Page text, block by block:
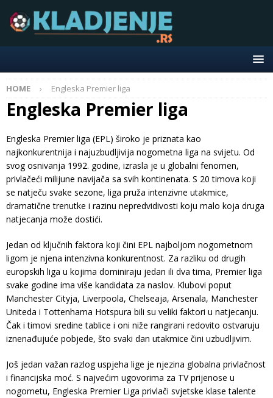
HOME Engleska Premier liga
Engleska Premier liga
Engleska Premier liga (EPL) široko je priznata kao
najkonkurentnija i najuzbudljivija nogometna liga na svijetu. Od
svog osnivanja 1992. godine, izrasla je u globalni fenomen,
privlačeći milijune navijača sa svih kontinenata. S 20 timova koji
se natječu svake sezone, liga pruža intenzivne utakmice,
dramatične trenutke i razinu nepredvidivosti koju malo koja druga
natjecanja može dostići.
Jedan od ključnih faktora koji čini EPL najboljom nogometnom
ligom je njena intenzivna konkurentnost. Za razliku od drugih
europskih liga u kojima dominiraju jedan ili dva tima, Premier liga
svake godine ima više kandidata za naslov. Klubovi poput
Manchester Cityja, Liverpoola, Chelseaja, Arsenala, Manchester
Uniteda i Tottenhama Hotspura bili su veliki faktori u natjecanju.
Čak i timovi sredine tablice i oni niže rangirani redovito ostvaruju
iznenađujuće pobjede, što svaki dan utakmice čini uzbudljivim.
Još jedan važan razlog uspjeha lige je njezina globalna privlačnost
i financijska moć. S najvećim ugovorima za TV prijenose u
nogometu, Engleska Premier Liga privlači svjetske klase talente